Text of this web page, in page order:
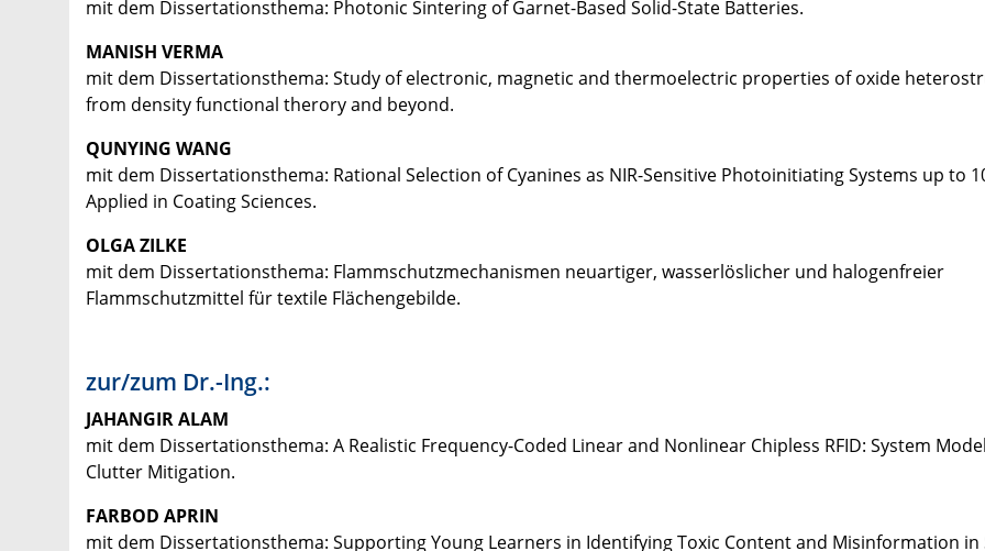
mit dem Dissertationsthema: Photonic Sintering of Garnet-Based Solid-State Batteries.
MANISH VERMA
mit dem Dissertationsthema: Study of electronic, magnetic and thermoelectric properties of oxide
from density functional therory and beyond.
QUNYING WANG
mit dem Dissertationsthema: Rational Selection of Cyanines as NIR-Sensitive Photoinitiating Systems up to
Applied in Coating Sciences.
OLGA ZILKE
mit dem Dissertationsthema: Flammschutzmechanismen neuartiger, wasserlöslicher und halogenfreier
Flammschutzmittel für textile Flächengebilde.
zur/zum Dr.-Ing.:
JAHANGIR ALAM
mit dem Dissertationsthema: A Realistic Frequency-Coded Linear and Nonlinear Chipless RFID: System
Clutter Mitigation.
FARBOD APRIN
mit dem Dissertationsthema: Supporting Young Learners in Identifying Toxic Content and Misinformation in